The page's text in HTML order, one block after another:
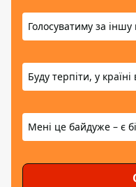
Голосуватиму за іншу
Буду терпіти, у країні
Мені це байдуже – є